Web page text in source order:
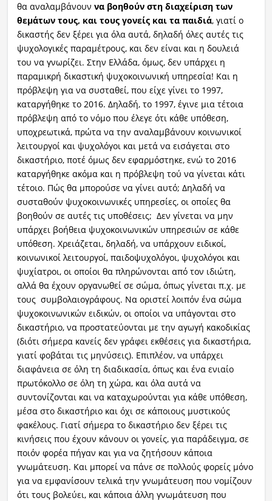
θα αναλαμβάνουν να βοηθούν στη διαχείριση των
θεμάτων τους, και τους γονείς και τα παιδιά, γιατί ο
δικαστής δεν ξέρει για όλα αυτά, δηλαδή όλες αυτές τις
ψυχολογικές παραμέτρους, και δεν είναι και η δουλειά
του να γνωρίζει. Στην Ελλάδα, όμως, δεν υπάρχει η
παραμικρή δικαστική ψυχοκοινωνική υπηρεσία! Και η
πρόβλεψη για να συσταθεί, που είχε γίνει το 1997,
καταργήθηκε το 2016. Δηλαδή, το 1997, έγινε μια τέτοια
πρόβλεψη από το νόμο που έλεγε ότι κάθε υπόθεση,
υποχρεωτικά, πρώτα να την αναλαμβάνουν κοινωνικοί
λειτουργοί και ψυχολόγοι και μετά να εισάγεται στο
δικαστήριο, ποτέ όμως δεν εφαρμόστηκε, ενώ το 2016
καταργήθηκε ακόμα και η πρόβλεψη τού να γίνεται κάτι
τέτοιο. Πώς θα μπορούσε να γίνει αυτό; Δηλαδή να
συσταθούν ψυχοκοινωνικές υπηρεσίες, οι οποίες θα
βοηθούν σε αυτές τις υποθέσεις; Δεν γίνεται να μην
υπάρχει βοήθεια ψυχοκοινωνικών υπηρεσιών σε κάθε
υπόθεση. Χρειάζεται, δηλαδή, να υπάρχουν ειδικοί,
κοινωνικοί λειτουργοί, παιδοψυχολόγοι, ψυχολόγοι και
ψυχίατροι, οι οποίοι θα πληρώνονται από τον ιδιώτη,
αλλά θα έχουν οργανωθεί σε σώμα, όπως γίνεται π.χ. με
τους συμβολαιογράφους. Να οριστεί λοιπόν ένα σώμα
ψυχοκοινωνικών ειδικών, οι οποίοι να υπάγονται στο
δικαστήριο, να προστατεύονται με την αγωγή κακοδικίας
(διότι σήμερα κανείς δεν γράφει εκθέσεις για δικαστήρια,
γιατί φοβάται τις μηνύσεις). Επιπλέον, να υπάρχει
διαφάνεια σε όλη τη διαδικασία, όπως και ένα ενιαίο
πρωτόκολλο σε όλη τη χώρα, και όλα αυτά να
συντονίζονται και να καταχωρούνται για κάθε υπόθεση,
μέσα στο δικαστήριο και όχι σε κάποιους μυστικούς
φακέλους. Γιατί σήμερα το δικαστήριο δεν ξέρει τις
κινήσεις που έχουν κάνουν οι γονείς, για παράδειγμα, σε
ποιόν φορέα πήγαν και για να ζητήσουν κάποια
γνωμάτευση. Και μπορεί να πάνε σε πολλούς φορείς μόνο
για να εμφανίσουν τελικά την γνωμάτευση που νομίζουν
ότι τους βολεύει, και κάποια άλλη γνωμάτευση που